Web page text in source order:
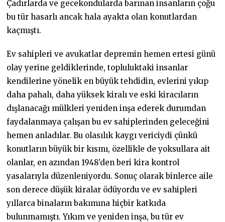
Çadırlarda ve gecekondularda barınan insanların çoğu
bu tür hasarlı ancak hala ayakta olan konutlardan
kaçmıştı.
Ev sahipleri ve avukatlar depremin hemen ertesi günü
olay yerine geldiklerinde, topluluktaki insanlar
kendilerine yönelik en büyük tehdidin, evlerini yıkıp
daha pahalı, daha yüksek kiralı ve eski kiracıların
dışlanacağı mülkleri yeniden inşa ederek durumdan
faydalanmaya çalışan bu ev sahiplerinden geleceğini
hemen anladılar. Bu olasılık kaygı vericiydi çünkü
konutların büyük bir kısmı, özellikle de yoksullara ait
olanlar, en azından 1948’den beri kira kontrol
yasalarıyla düzenleniyordu. Sonuç olarak binlerce aile
son derece düşük kiralar ödüyordu ve ev sahipleri
yıllarca binaların bakımına hiçbir katkıda
bulunmamıştı. Yıkım ve yeniden inşa, bu tür ev